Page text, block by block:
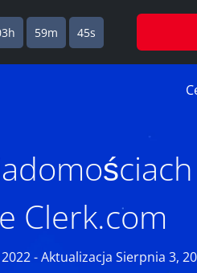
Clerk.com
- Aktualizacja Sierpnia 3,
59m 44s